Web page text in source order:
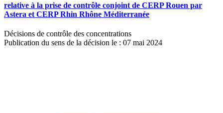
relative à la prise de contrôle conjoint de CERP Rouen par
Astera et CERP Rhin Rhône Méditerranée
Décisions de contrôle des concentrations
Publication du sens de la décision le : 07 mai 2024